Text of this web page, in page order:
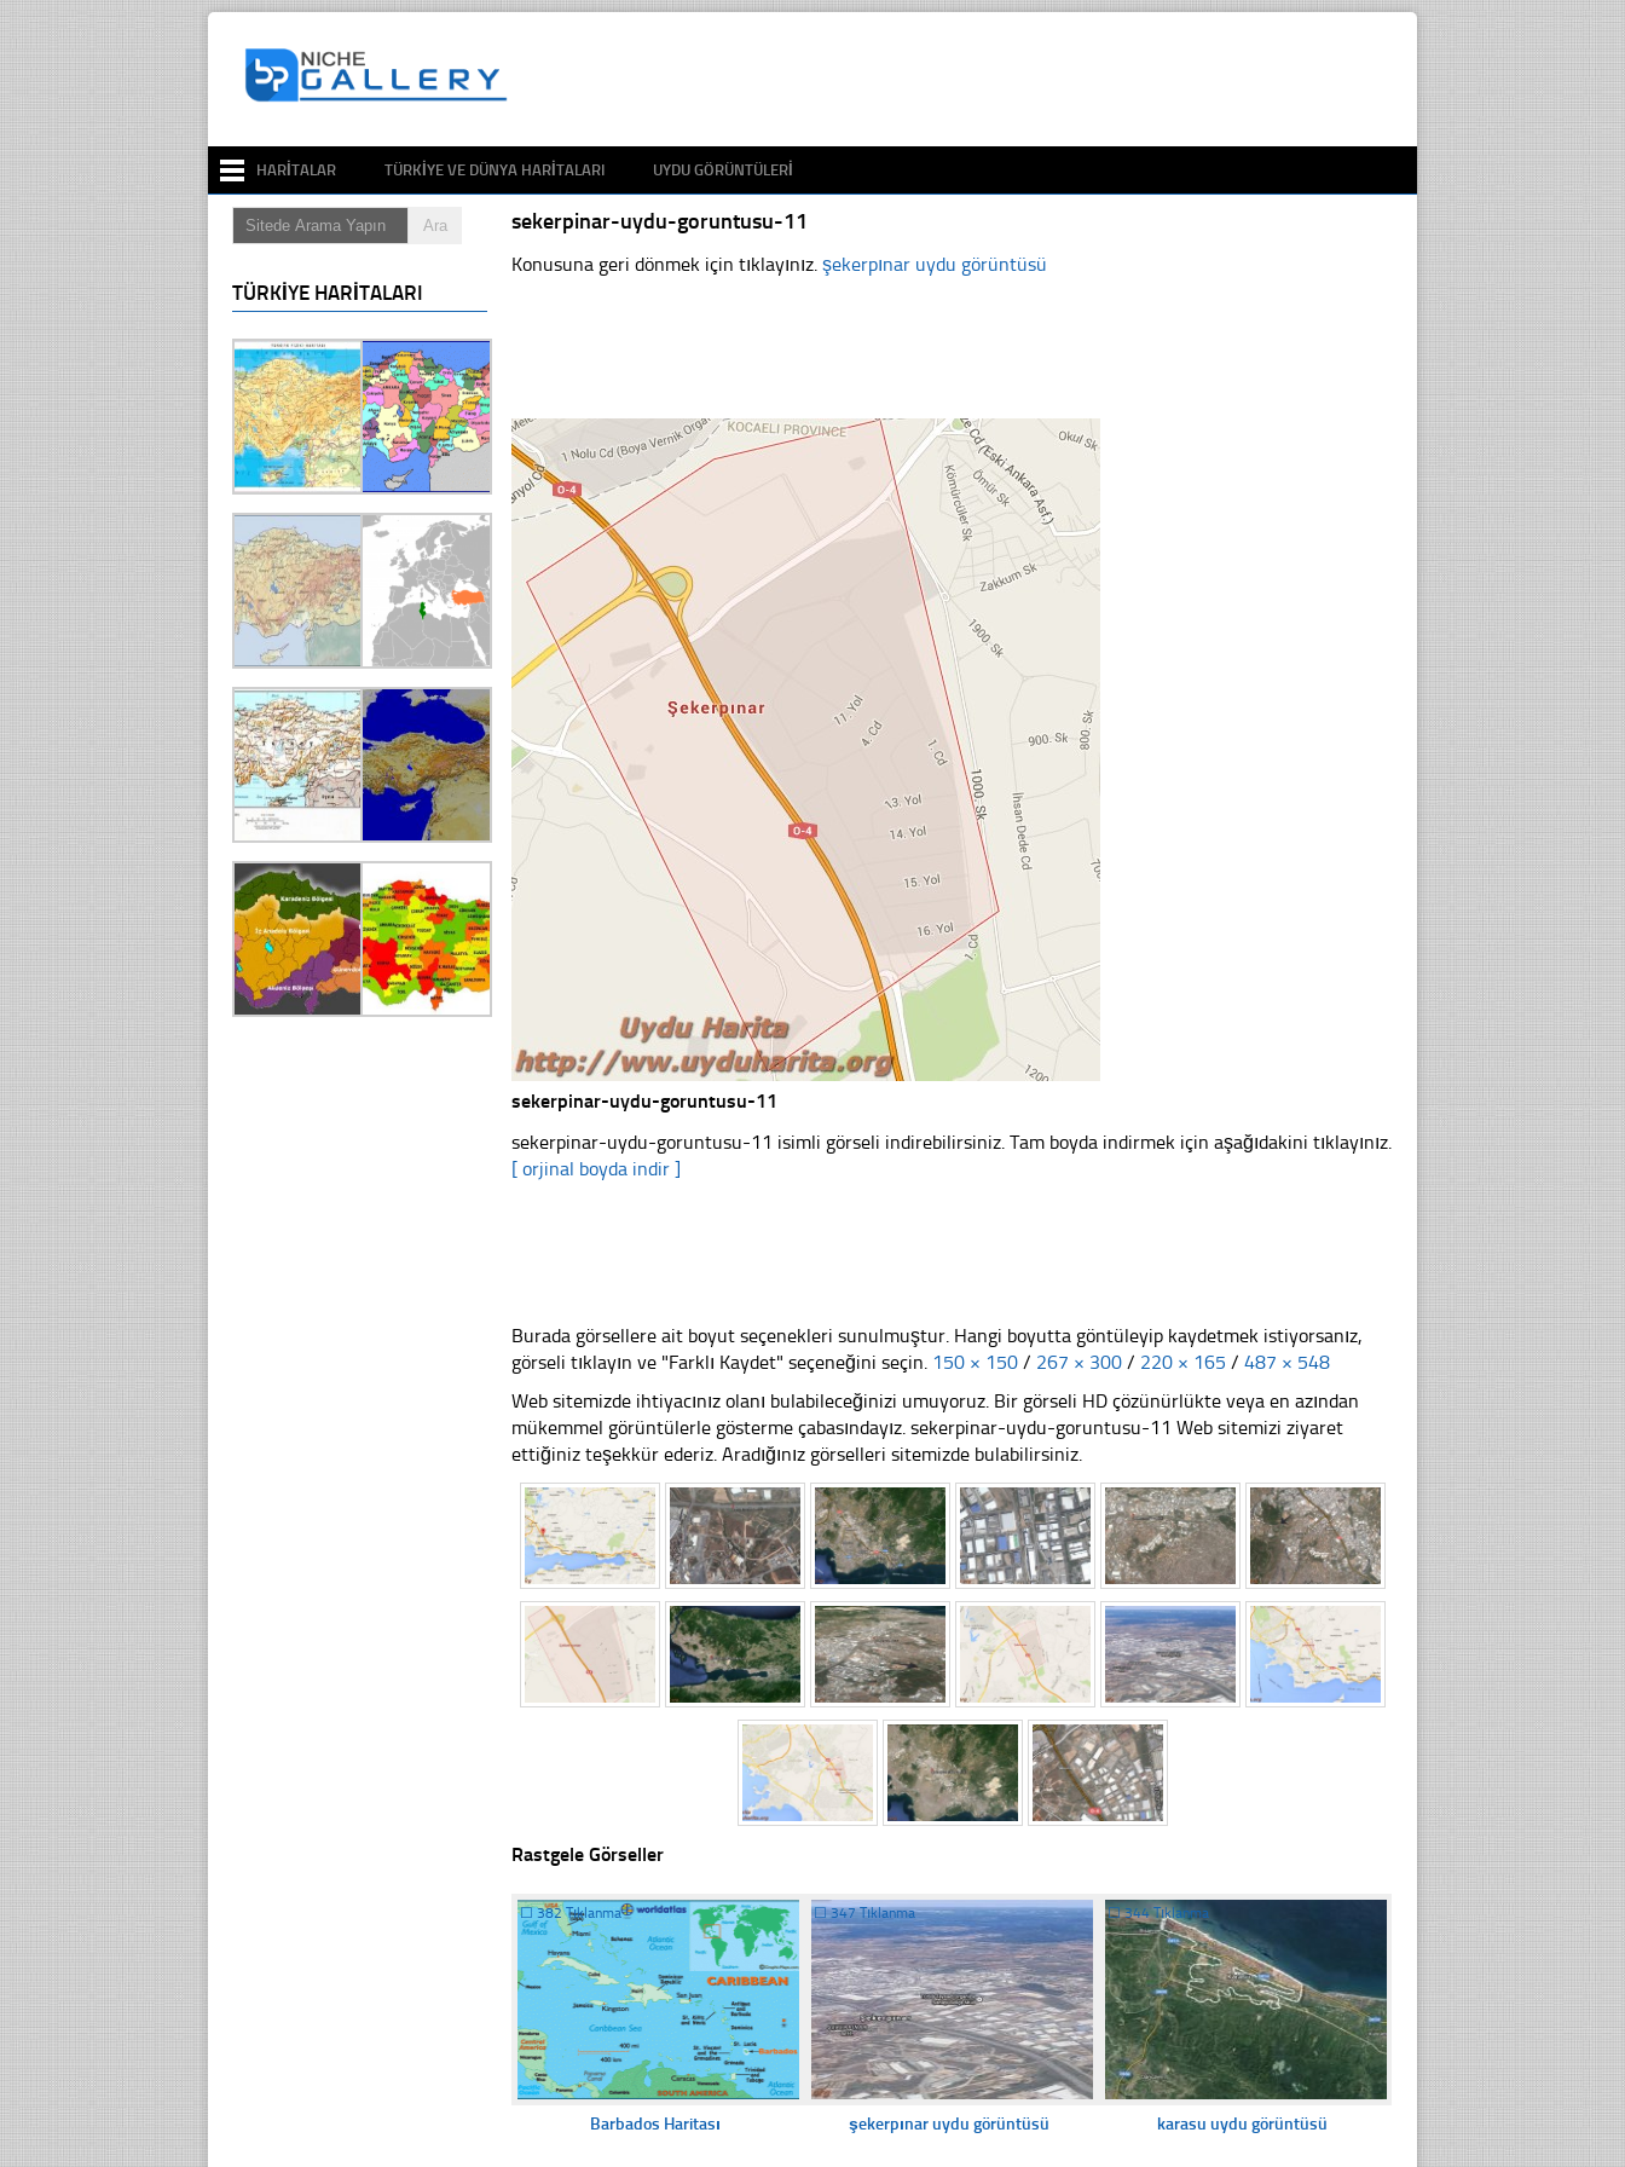
HARITALAR TÜRKIYE VE DÜNYA HARITALARI UYDU GÖRÜNTÜLERI
sekerpinar-uydu-goruntusu-11
Konusuna geri dönmek için tıklayınız.şekerpınar uydu görüntüsü
sekerpinar-uydu-goruntusu-11
sekerpinar-uydu-goruntusu-11 isimli görseli indirebilirsiniz. Tam boyda indirmek için aşağıdakini tıklayınız.
[ orjinal boyda indir ]
Burada görsellere ait boyut seçenekleri sunulmuştur. Hangi boyutta göntüleyip kaydetmek istiyorsanız,
görseli tıklayın ve "Farklı Kaydet" seçeneğini seçin. 150 × 150 / 267 × 300 / 220 × 165 / 487 × 548
Web sitemizde ihtiyacınız olanı bulabileceğinizi umuyoruz. Bir görseli HD çözünürlükte veya en azından
mükemmel görüntülerle gösterme çabasındayız. sekerpinar-uydu-goruntusu-11 Web sitemizi ziyaret
ettiğiniz teşekkür ederiz. Aradığınız görselleri sitemizde bulabilirsiniz.
Rastgele Görseller
☐382 Tıklanma
Barbados Haritası
☐347 Tıklanma
şekerpınar uydu görüntüsü
☐344 Tıklanma
karasu uydu görüntüsü
TÜRKIYE HARITALARI